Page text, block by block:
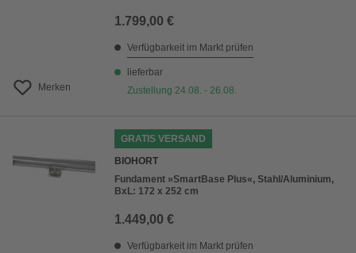
Merken
1.799,00 €
Verfügbarkeit im Markt prüfen
lieferbar
Zustellung 24.08. - 26.08.
GRATIS VERSAND
BIOHORT
Fundament »SmartBase Plus«, Stahl/Aluminium,
BxL: 172 x 252 cm
1.449,00 €
Verfügbarkeit im Markt prüfen